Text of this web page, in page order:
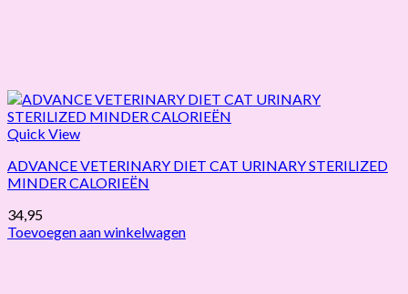
Quick View
ADVANCE VETERINARY DIET CAT URINARY STERILIZED
MINDER CALORIEËN
34,95
Toevoegen aan winkelwagen